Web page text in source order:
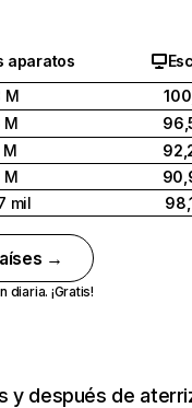
aparatos
M
M
M
M
mil
→
diaria. ¡Gratis!
y después de